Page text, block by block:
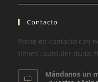
Contacto
Ponte en contacto con
tienes cualquier duda,
Mándanos un